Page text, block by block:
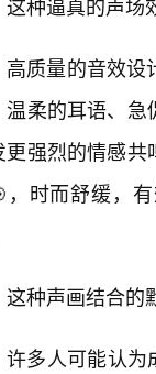
高质量的音效设
温柔的耳语、急
更强烈的情感
，时而舒缓，
这种声画结合的
许多人可能认为